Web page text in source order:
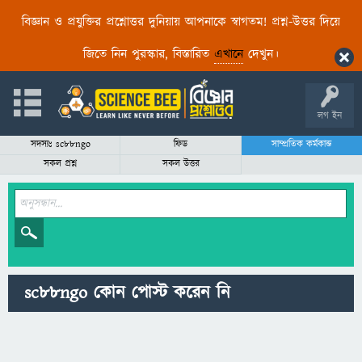
বিজ্ঞান ও প্রযুক্তির প্রশ্নোত্তর দুনিয়ায় আপনাকে স্বাগতম! প্রশ্ন-উত্তর দিয়ে
জিতে নিন পুরস্কার, বিস্তারিত এখানেদেখুন।
লগ ইন
সদস্যঃ sc88ngo ফিড
সাম্প্রতিক কর্মকান্ড
সকল প্রশ্ন
সকল উত্তর
sc88ngo কোন পোস্ট করেন নি